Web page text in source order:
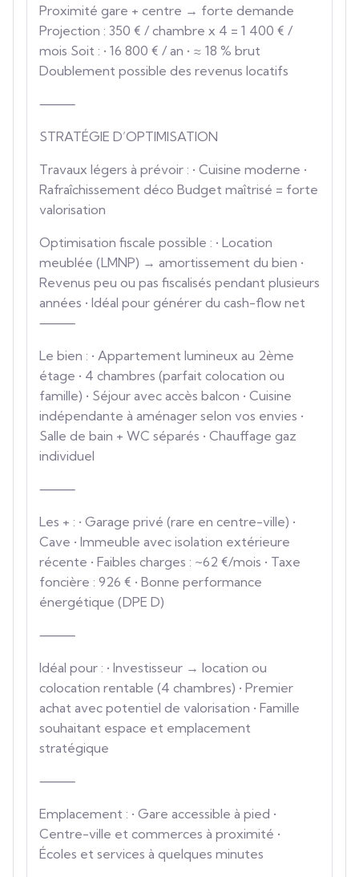
Proximité gare + centre → forte demande
Projection : 350 € / chambre x 4 = 1 400 € /
mois Soit : • 16 800 € / an • ≈ 18 % brut
Doublement possible des revenus locatifs
⸻
STRATÉGIE D’OPTIMISATION
Travaux légers à prévoir : • Cuisine moderne •
Rafraîchissement déco Budget maîtrisé = forte
valorisation
Optimisation fiscale possible : • Location
meublée (LMNP) → amortissement du bien •
Revenus peu ou pas fiscalisés pendant plusieurs
années • Idéal pour générer du cash-flow net
⸻
Le bien : • Appartement lumineux au 2ème
étage • 4 chambres (parfait colocation ou
famille) • Séjour avec accès balcon • Cuisine
indépendante à aménager selon vos envies •
Salle de bain + WC séparés • Chauffage gaz
individuel
⸻
Les + : • Garage privé (rare en centre-ville) •
Cave • Immeuble avec isolation extérieure
récente • Faibles charges : ~62 €/mois • Taxe
foncière : 926 € • Bonne performance
énergétique (DPE D)
⸻
Idéal pour : • Investisseur → location ou
colocation rentable (4 chambres) • Premier
achat avec potentiel de valorisation • Famille
souhaitant espace et emplacement
stratégique
⸻
Emplacement : • Gare accessible à pied •
Centre-ville et commerces à proximité •
Écoles et services à quelques minutes